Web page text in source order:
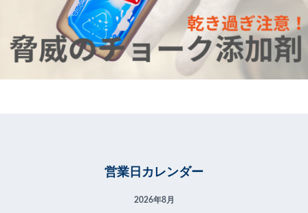
営業日カレンダー
2026年8月